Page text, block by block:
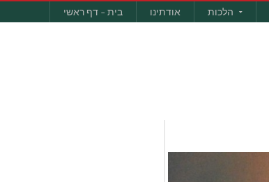
בית – דף ראשי אודתינו הלכות